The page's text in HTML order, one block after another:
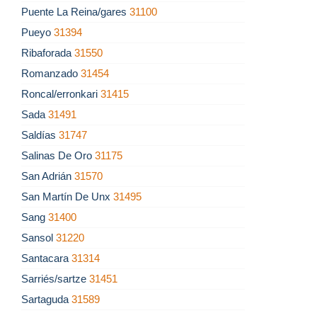
Puente La Reina/gares 31100
Pueyo 31394
Ribaforada 31550
Romanzado 31454
Roncal/erronkari 31415
Sada 31491
Saldías 31747
Salinas De Oro 31175
San Adrián 31570
San Martín De Unx 31495
Sang 31400
Sansol 31220
Santacara 31314
Sarriés/sartze 31451
Sartaguda 31589